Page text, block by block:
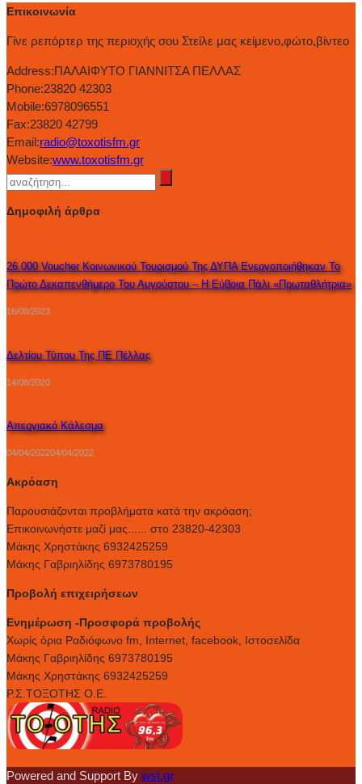
Επικοινωνία
Γίνε ρεπόρτερ της περιοχής σου Στείλε μας κείμενο,φώτο,βίντεο
Address:ΠΑΛΑΙΦΥΤΟ ΓΙΑΝΝΙΤΣΑ ΠΕΛΛΑΣ
Phone:23820 42303
Mobile:6978096551
Fax:23820 42799
Email:radio@toxotisfm.gr
Website:www.toxotisfm.gr
Δημοφιλή άρθρα
26.000 Voucher Κοινωνικού Τουρισμού Της ΔΥΠΑ Ενεργοποιήθηκαν Το
Πρώτο Δεκαπενθήμερο Του Αυγούστου – Η Εύβοια Πάλι «πρωταθλήτρια»
16/08/2023
Δελτίου Τύπου Της ΠΕ Πέλλας
14/08/2020
Απεργιακό Κάλεσμα
04/04/202204/04/2022
Ακρόαση
Παρουσιάζονται προβλήματα κατά την ακρόαση;
Επικοινωνήστε μαζί μας...... στο 23820-42303
Μάκης Χρηστάκης 6932425259
Μάκης Γαβριηλίδης 6973780195
Προβολή επιχειρήσεων
Ενημέρωση -Προσφορά προβολής
Xωρίς όρια Ραδιόφωνο fm, Internet, facebook, Ιστοσελίδα
Μάκης Γαβριηλίδης 6973780195
Μάκης Χρηστάκης 6932425259
Ρ.Σ.ΤΟΞΟΤΗΣ Ο.Ε.
Powered and Support By wst.gr